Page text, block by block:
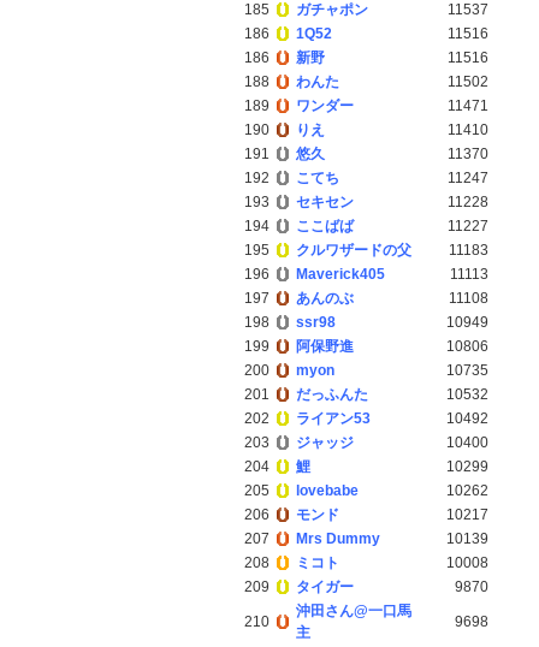
185
ガチャポン
11537
186
1Q52
11516
186
新野
11516
188
わんた
11502
189
ワンダー
11471
190
りえ
11410
191
悠久
11370
192
こてち
11247
193
セキセン
11228
194
ここばば
11227
195
クルワザードの父
11183
196
Maverick405
11113
197
あんのぶ
11108
198
ssr98
10949
199
阿保野進
10806
200
myon
10735
201
だっふんた
10532
202
ライアン53
10492
203
ジャッジ
10400
204
鯉
10299
205
lovebabe
10262
206
モンド
10217
207
Mrs Dummy
10139
208
ミコト
10008
209
タイガー 9870
210
沖田さん@一口馬
主
9698